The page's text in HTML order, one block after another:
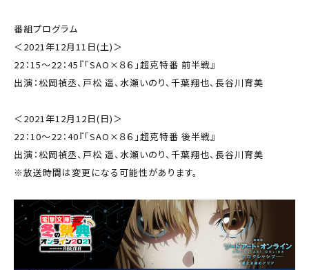
番組プログラム
＜2021年12月11日(土)＞
22：15〜22：45『「SAO×８６」超克特番 前半戦』
出演：松岡禎丞、戸松 遥、水瀬いのり、千葉翔也、長谷川育美
＜2021年12月12日(日)＞
22：10〜22：40『「SAO×８６」超克特番 後半戦』
出演：松岡禎丞、戸松 遥、水瀬いのり、千葉翔也、長谷川育美
※放送時間は変更になる可能性があります。